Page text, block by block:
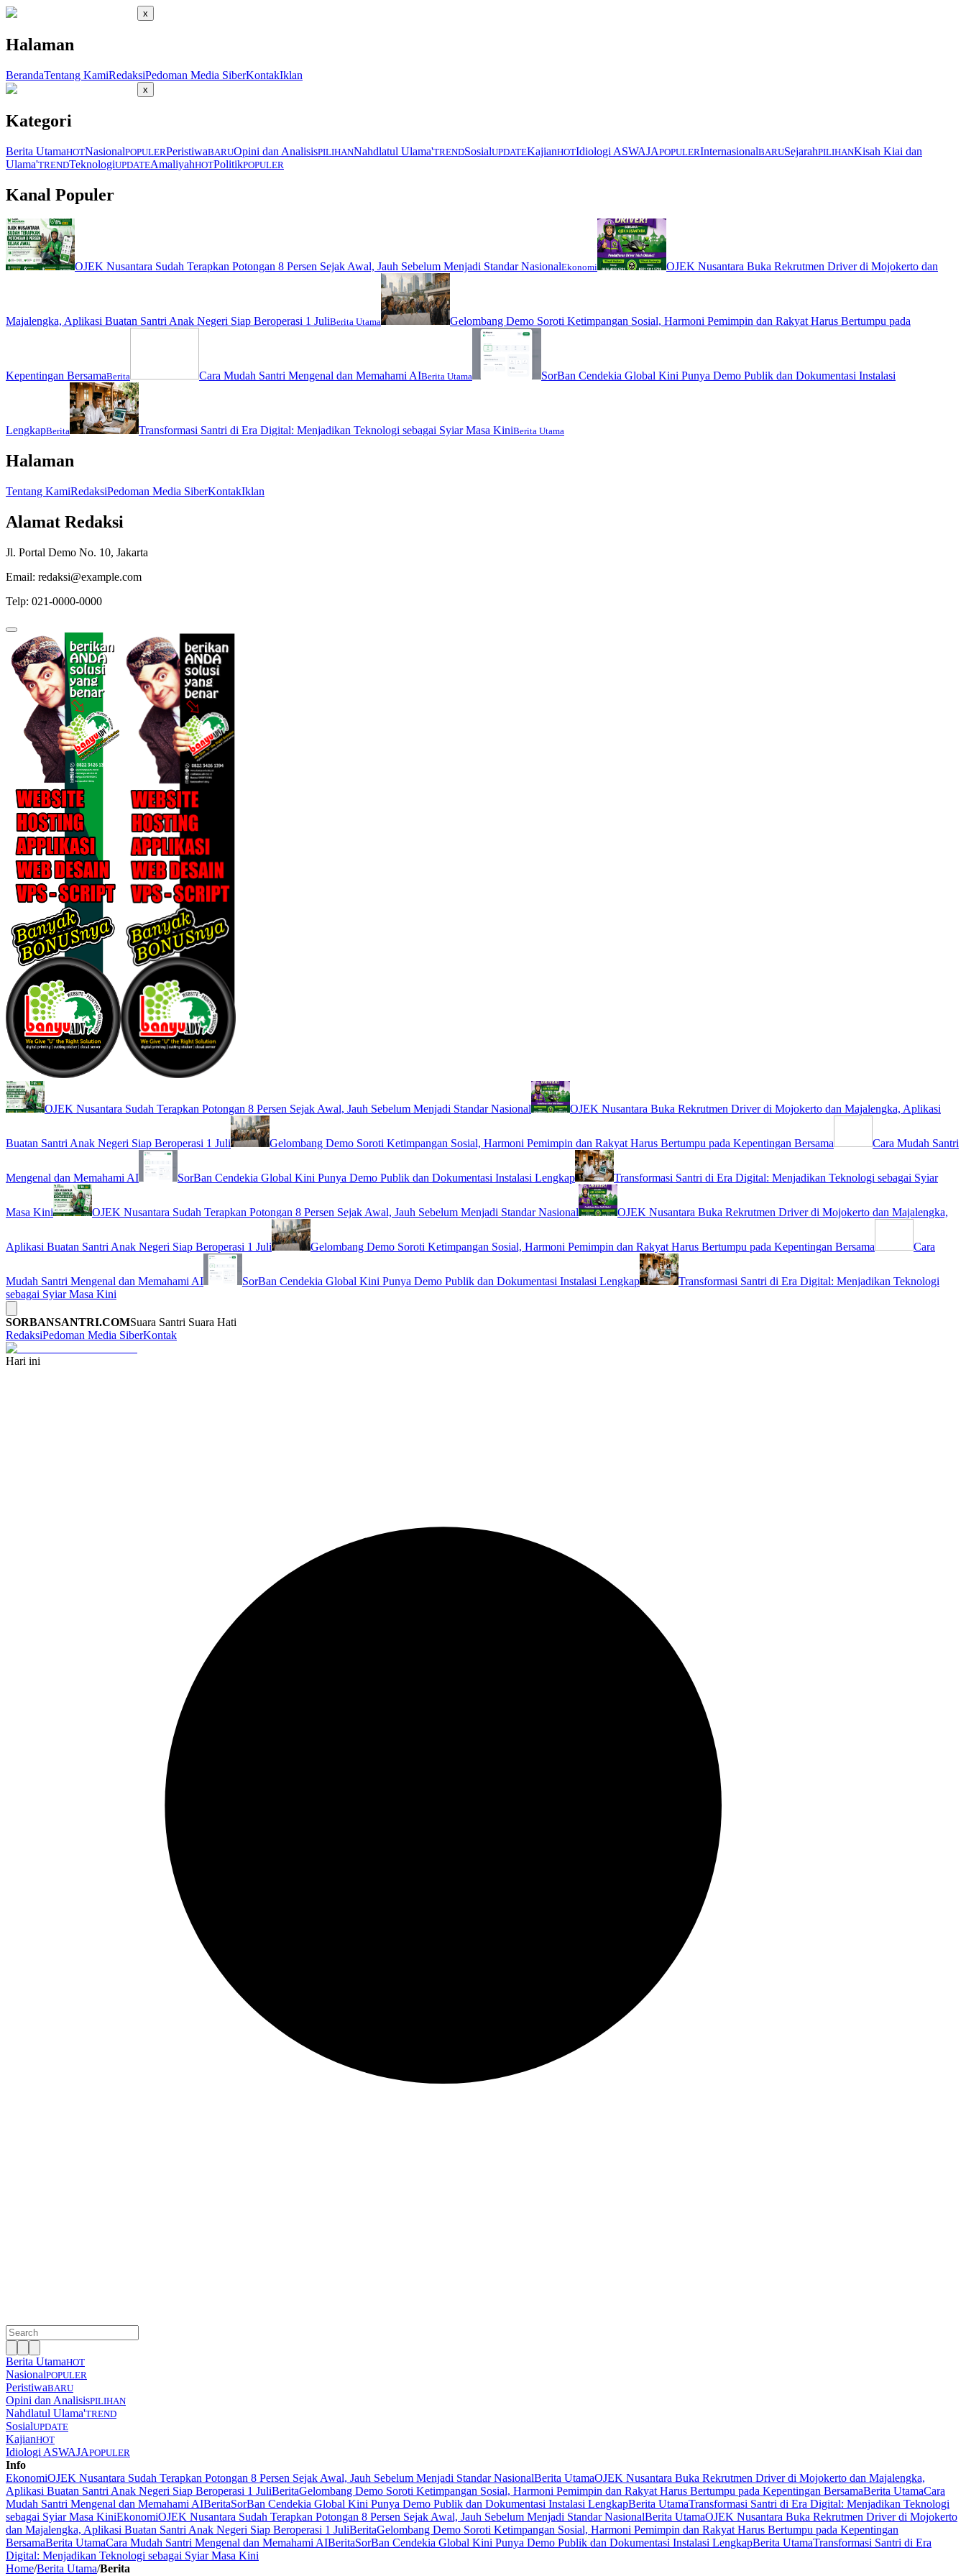
x
Halaman
BerandaTentang KamiRedaksiPedoman Media SiberKontakIklan
x
Kategori
Berita UtamaHOTNasionalPOPULERPeristiwaBARUOpini dan AnalisisPILIHANNahdlatul Ulama'TRENDSosialUPDATEKajianHOTIdiologi ASWAJAPOPULERInternasionalBARUSejarahPILIHANKisah Kiai dan
Ulama'TRENDTeknologiUPDATEAmaliyahHOTPolitikPOPULER
Kanal Populer
OJEK Nusantara Sudah Terapkan Potongan 8 Persen Sejak Awal, Jauh Sebelum Menjadi Standar NasionalEkonomi OJEK Nusantara Buka Rekrutmen Driver di Mojokerto dan
Majalengka, Aplikasi Buatan Santri Anak Negeri Siap Beroperasi 1 JuliBerita Utama Gelombang Demo Soroti Ketimpangan Sosial, Harmoni Pemimpin dan Rakyat Harus Bertumpu pada
Kepentingan BersamaBerita Cara Mudah Santri Mengenal dan Memahami AIBerita Utama SorBan Cendekia Global Kini Punya Demo Publik dan Dokumentasi Instalasi
LengkapBerita Transformasi Santri di Era Digital: Menjadikan Teknologi sebagai Syiar Masa KiniBerita Utama
Halaman
Tentang KamiRedaksiPedoman Media SiberKontakIklan
Alamat Redaksi
Jl. Portal Demo No. 10, Jakarta
Email: redaksi@example.com
Telp: 021-0000-0000
OJEK Nusantara Sudah Terapkan Potongan 8 Persen Sejak Awal, Jauh Sebelum Menjadi Standar Nasional OJEK Nusantara Buka Rekrutmen Driver di Mojokerto dan Majalengka, Aplikasi
Buatan Santri Anak Negeri Siap Beroperasi 1 Juli Gelombang Demo Soroti Ketimpangan Sosial, Harmoni Pemimpin dan Rakyat Harus Bertumpu pada Kepentingan Bersama Cara Mudah Santri
Mengenal dan Memahami AI SorBan Cendekia Global Kini Punya Demo Publik dan Dokumentasi Instalasi Lengkap Transformasi Santri di Era Digital: Menjadikan Teknologi sebagai Syiar
Masa Kini OJEK Nusantara Sudah Terapkan Potongan 8 Persen Sejak Awal, Jauh Sebelum Menjadi Standar Nasional OJEK Nusantara Buka Rekrutmen Driver di Mojokerto dan Majalengka,
Aplikasi Buatan Santri Anak Negeri Siap Beroperasi 1 Juli Gelombang Demo Soroti Ketimpangan Sosial, Harmoni Pemimpin dan Rakyat Harus Bertumpu pada Kepentingan Bersama Cara
Mudah Santri Mengenal dan Memahami AI SorBan Cendekia Global Kini Punya Demo Publik dan Dokumentasi Instalasi Lengkap
Transformasi Santri di Era Digital: Menjadikan Teknologi
sebagai Syiar Masa Kini
SORBANSANTRI.COMSuara Santri Suara Hati
RedaksiPedoman Media SiberKontak
Hari ini
Berita UtamaHOT
NasionalPOPULER
PeristiwaBARU
Opini dan AnalisisPILIHAN
Nahdlatul Ulama'TREND
SosialUPDATE
KajianHOT
Idiologi ASWAJAPOPULER
Info
EkonomiOJEK Nusantara Sudah Terapkan Potongan 8 Persen Sejak Awal, Jauh Sebelum Menjadi Standar NasionalBerita UtamaOJEK Nusantara Buka Rekrutmen Driver di Mojokerto dan Majalengka,
Aplikasi Buatan Santri Anak Negeri Siap Beroperasi 1 JuliBeritaGelombang Demo Soroti Ketimpangan Sosial, Harmoni Pemimpin dan Rakyat Harus Bertumpu pada Kepentingan BersamaBerita UtamaCara
Mudah Santri Mengenal dan Memahami AIBeritaSorBan Cendekia Global Kini Punya Demo Publik dan Dokumentasi Instalasi LengkapBerita UtamaTransformasi Santri di Era Digital: Menjadikan Teknologi
sebagai Syiar Masa KiniEkonomiOJEK Nusantara Sudah Terapkan Potongan 8 Persen Sejak Awal, Jauh Sebelum Menjadi Standar NasionalBerita UtamaOJEK Nusantara Buka Rekrutmen Driver di Mojokerto
dan Majalengka, Aplikasi Buatan Santri Anak Negeri Siap Beroperasi 1 JuliBeritaGelombang Demo Soroti Ketimpangan Sosial, Harmoni Pemimpin dan Rakyat Harus Bertumpu pada Kepentingan
BersamaBerita UtamaCara Mudah Santri Mengenal dan Memahami AIBeritaSorBan Cendekia Global Kini Punya Demo Publik dan Dokumentasi Instalasi LengkapBerita UtamaTransformasi Santri di Era
Digital: Menjadikan Teknologi sebagai Syiar Masa Kini
Home/Berita Utama/Berita